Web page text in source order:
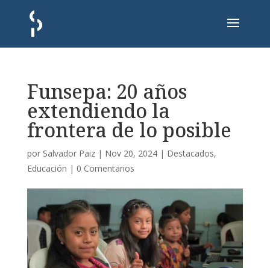
Funsepa: 20 años
extendiendo la
frontera de lo posible
por Salvador Paiz| Nov 20, 2024| Destacados,
Educación | 0 Comentarios